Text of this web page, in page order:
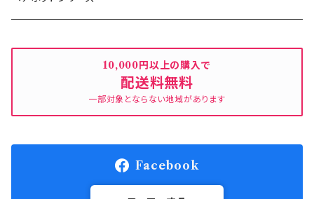
10,000円以上の購入で
配送料無料
一部対象とならない地域があります
Facebook